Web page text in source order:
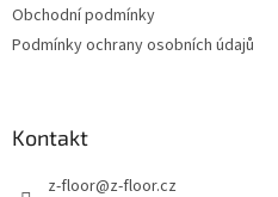
Obchodní podmínky
Podmínky ochrany osobních údajů
Kontakt
z-floor@z-floor.cz